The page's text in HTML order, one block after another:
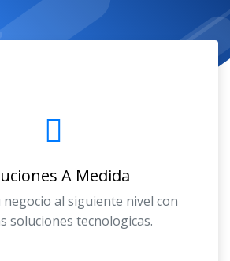
A Medida
negocio al siguiente nivel con
soluciones tecnologicas.